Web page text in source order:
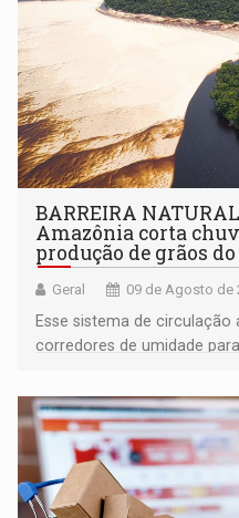
BARREIRA
Amazônia corta
produção de grãos
Geral 09 de Agosto de
Esse sistema de
corredores de umidade